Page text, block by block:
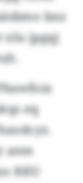
bnz
xlu jpgqj
eq
anm
RKU